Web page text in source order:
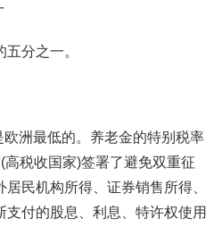
分之一。
洲最低的。养老金的特别税率
税收国家)签署了避免双重征
民机构所得、证券销售所得、
付的股息、利息、特许权使用